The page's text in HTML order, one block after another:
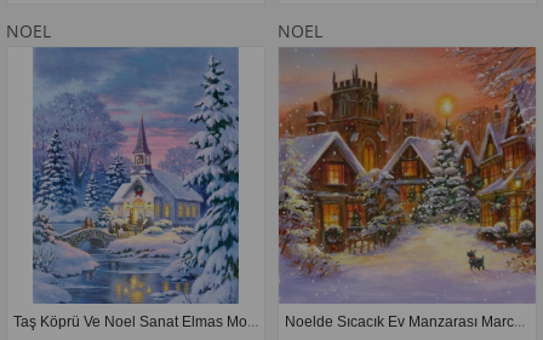
NOEL
Taş Köprü Ve Noel Sanat Elmas Mozaik Tablo 61x76cm
NOEL
Noelde Sıcacık Ev Manzarası Marcel Sanat Elmas Mozaik Tablo 61x61cm